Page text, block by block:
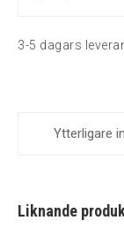
3-5 dagars
Ytterligare
Liknande